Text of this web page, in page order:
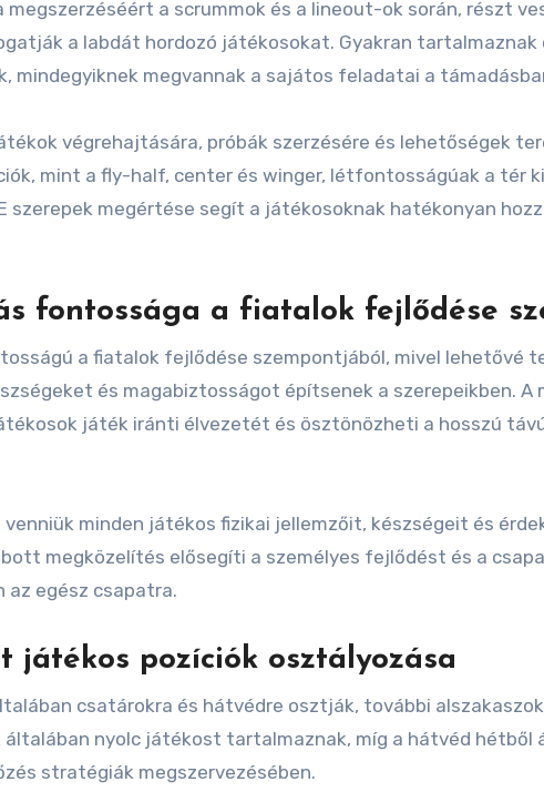
a scrummok és a lineout-ok során, részt
a labdát hordozó játékosokat. Gyakran
mindegyiknek megvannak a sajátos feladatai a
végrehajtására, próbák szerzésére és lehetőségek
mint a fly-half, center és winger, létfontosságúak a tér
szerepek megértése segít a játékosoknak hatékonyan
fontossága a fiatalok fejlődése
a fiatalok fejlődése szempontjából, mivel lehetővé
és magabiztosságot építsenek a szerepeikben. A
játék iránti élvezetét és ösztönözheti a hosszú
venniük minden játékos fizikai jellemzőit, készségeit és
megközelítés elősegíti a személyes fejlődést és a
az egész csapatra.
játékos pozíciók osztályozása
csatárokra és hátvédre osztják, további
nyolc játékost tartalmaznak, míg a hátvéd hétből
stratégiák megszervezésében.